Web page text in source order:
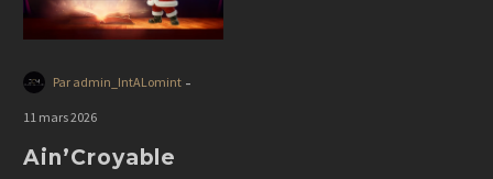
Par admin_IntALomint -
11 mars 2026
Ain’Croyable